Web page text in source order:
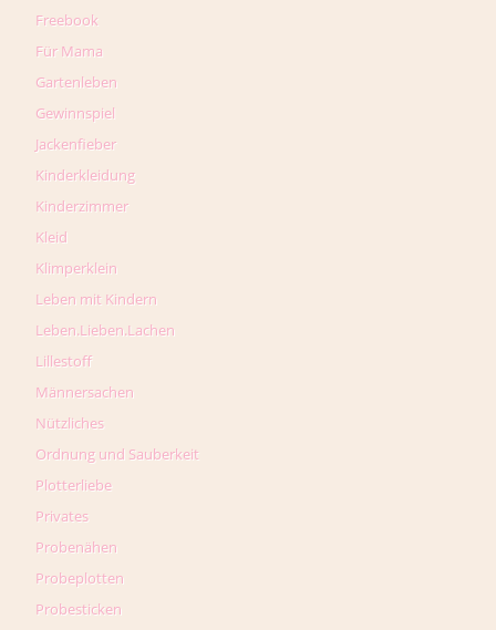
Freebook
Für Mama
Gartenleben
Gewinnspiel
Jackenfieber
Kinderkleidung
Kinderzimmer
Kleid
Klimperklein
Leben mit Kindern
Leben.Lieben.Lachen
Lillestoff
Männersachen
Nützliches
Ordnung und Sauberkeit
Plotterliebe
Privates
Probenähen
Probeplotten
Probesticken